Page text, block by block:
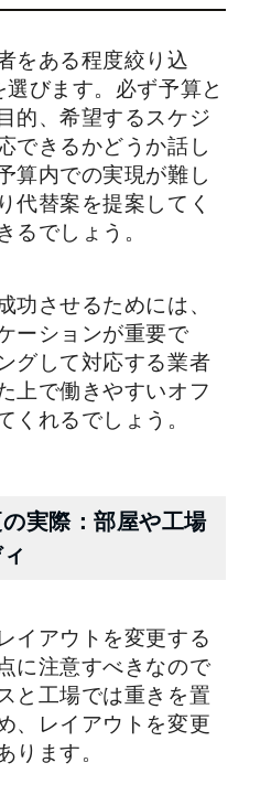
をある程度絞り込
びます。必ず予算と
的、希望するスケジ
できるかどうか話し
算内での実現が難し
代替案を提案してく
るでしょう。
功させるためには、
ーションが重要で
グして対応する業者
上で働きやすいオフ
くれるでしょう。
実際：部屋や工場
イアウトを変更する
に注意すべきなので
と工場では重きを置
、レイアウトを変更
ります。